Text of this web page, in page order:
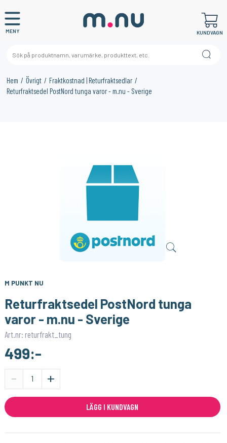
MENY KUNDVAGN
Hem Övrigt
Fraktkostnad | Returfraktsedlar
Returfraktsedel PostNord tunga varor - m.nu - Sverige
529:-
M PUNKT NU
Returfraktsedel PostNord tunga
varor - m.nu - Sverige
Art.nr: returfrakt_tung
499:-
-
+
LÄGG I KUNDVAGN